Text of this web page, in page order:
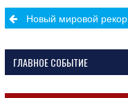
PostНовый мировой рекорд в беге на 60 метров с барьерами
ГЛАВНОЕ СОБЫТИЕ